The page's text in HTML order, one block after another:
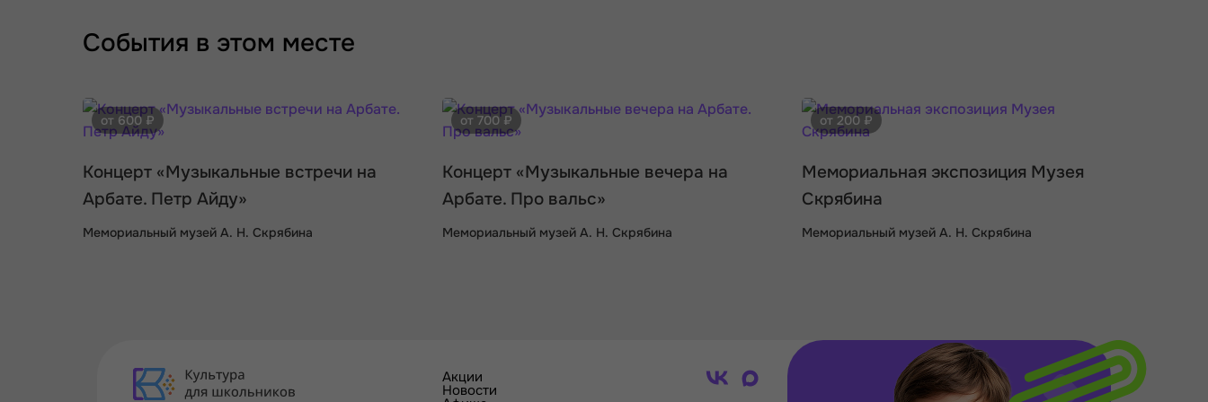
События в этом месте
от 600 ₽
Концерт «Музыкальные встречи на
Арбате. Петр Айду»
Мемориальный музей А. Н. Скрябина
от 700 ₽
Концерт «Музыкальные вечера на
Арбате. Про вальс»
Мемориальный музей А. Н. Скрябина
от 200 ₽
Мемориальная экспозиция Музея
Скрябина
Мемориальный музей А. Н. Скрябина
Акции
Новости